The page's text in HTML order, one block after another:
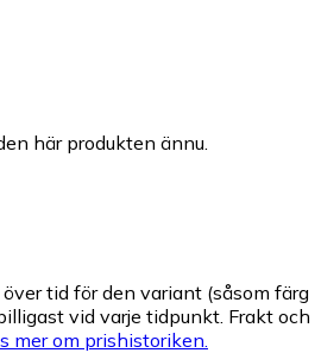
här produkten ännu.
tid för den variant (såsom färg
vid varje tidpunkt. Frakt och
mer om prishistoriken.